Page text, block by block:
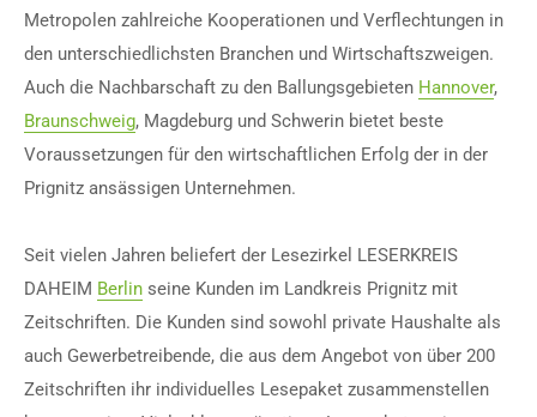
Metropolen zahlreiche Kooperationen und Verflechtungen in
den unterschiedlichsten Branchen und Wirtschaftszweigen.
Auch die Nachbarschaft zu den Ballungsgebieten Hannover,
Braunschweig, Magdeburg und Schwerin bietet beste
Voraussetzungen für den wirtschaftlichen Erfolg der in der
Prignitz ansässigen Unternehmen.
Seit vielen Jahren beliefert der Lesezirkel LESERKREIS
DAHEIM Berlin seine Kunden im Landkreis Prignitz mit
Zeitschriften. Die Kunden sind sowohl private Haushalte als
auch Gewerbetreibende, die aus dem Angebot von über 200
Zeitschriften ihr individuelles Lesepaket zusammenstellen